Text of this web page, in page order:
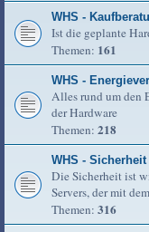
WHS -
Ist die geplante
Themen: 161
WHS -
Alles rund um den
der Hardware
Themen: 218
WHS - Sicherheit
Die Sicherheit ist
Servers, der mit
Themen: 316